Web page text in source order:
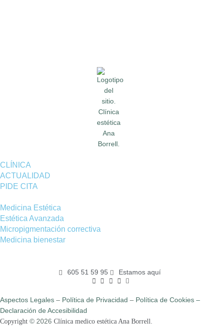
CLÍNICA
ACTUALIDAD
PIDE CITA
Medicina Estética
Estética Avanzada
Micropigmentación correctiva
Medicina bienestar
605 51 59 95 Estamos aquí
Aspectos Legales – Política de Privacidad – Política de Cookies –
Declaración de Accesibilidad
Copyright © 2026 Clínica medico estética Ana Borrell.